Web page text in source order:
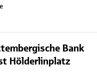
Bank
Hölderlinplatz